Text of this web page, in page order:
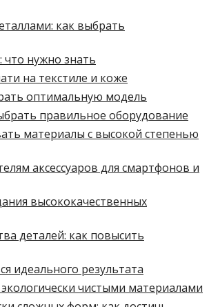
как выбрать
что нужно знать
на текстиле и коже
оптимальную модель
правильное оборудование
материалы с высокой степенью
аксессуаров для смартфонов и
высококачественных
деталей: как повысить
идеального результата
чистыми материалами